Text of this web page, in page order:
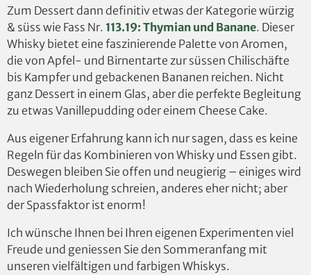
Zum Dessert dann definitiv etwas der Kategorie würzig
& süss wie Fass Nr. 113.19: Thymian und Banane. Dieser
Whisky bietet eine faszinierende Palette von Aromen,
die von Apfel- und Birnentarte zur süssen Chilischäfte
bis Kampfer und gebackenen Bananen reichen. Nicht
ganz Dessert in einem Glas, aber die perfekte Begleitung
zu etwas Vanillepudding oder einem Cheese Cake.
Aus eigener Erfahrung kann ich nur sagen, dass es keine
Regeln für das Kombinieren von Whisky und Essen gibt.
Deswegen bleiben Sie offen und neugierig – einiges wird
nach Wiederholung schreien, anderes eher nicht; aber
der Spassfaktor ist enorm!
Ich wünsche Ihnen bei Ihren eigenen Experimenten viel
Freude und geniessen Sie den Sommeranfang mit
unseren vielfältigen und farbigen Whiskys.